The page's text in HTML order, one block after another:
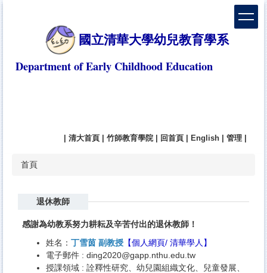
國立清華大學幼兒教育學系
Department of Early Childhood Education
清大首頁| 竹師教育學院| 回首頁| English| 管理|
首頁
退休教師
感謝為幼教系努力耕耘及辛苦付出的退休教師！
姓名： 丁雪茵 副教授 【個人網頁/ 清華學人 】
電子郵件 : ding2020@gapp.nthu.edu.tw
授課領域 : 詮釋性研究、幼兒園組織文化、兒童發展、